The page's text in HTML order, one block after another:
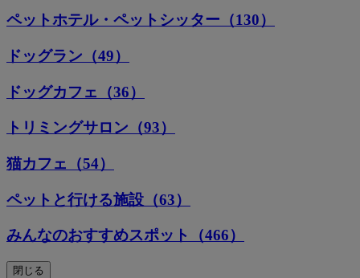
ペットホテル・ペットシッター（130）
ドッグラン（49）
ドッグカフェ（36）
トリミングサロン（93）
猫カフェ（54）
ペットと行ける施設（63）
みんなのおすすめスポット（466）
閉じる